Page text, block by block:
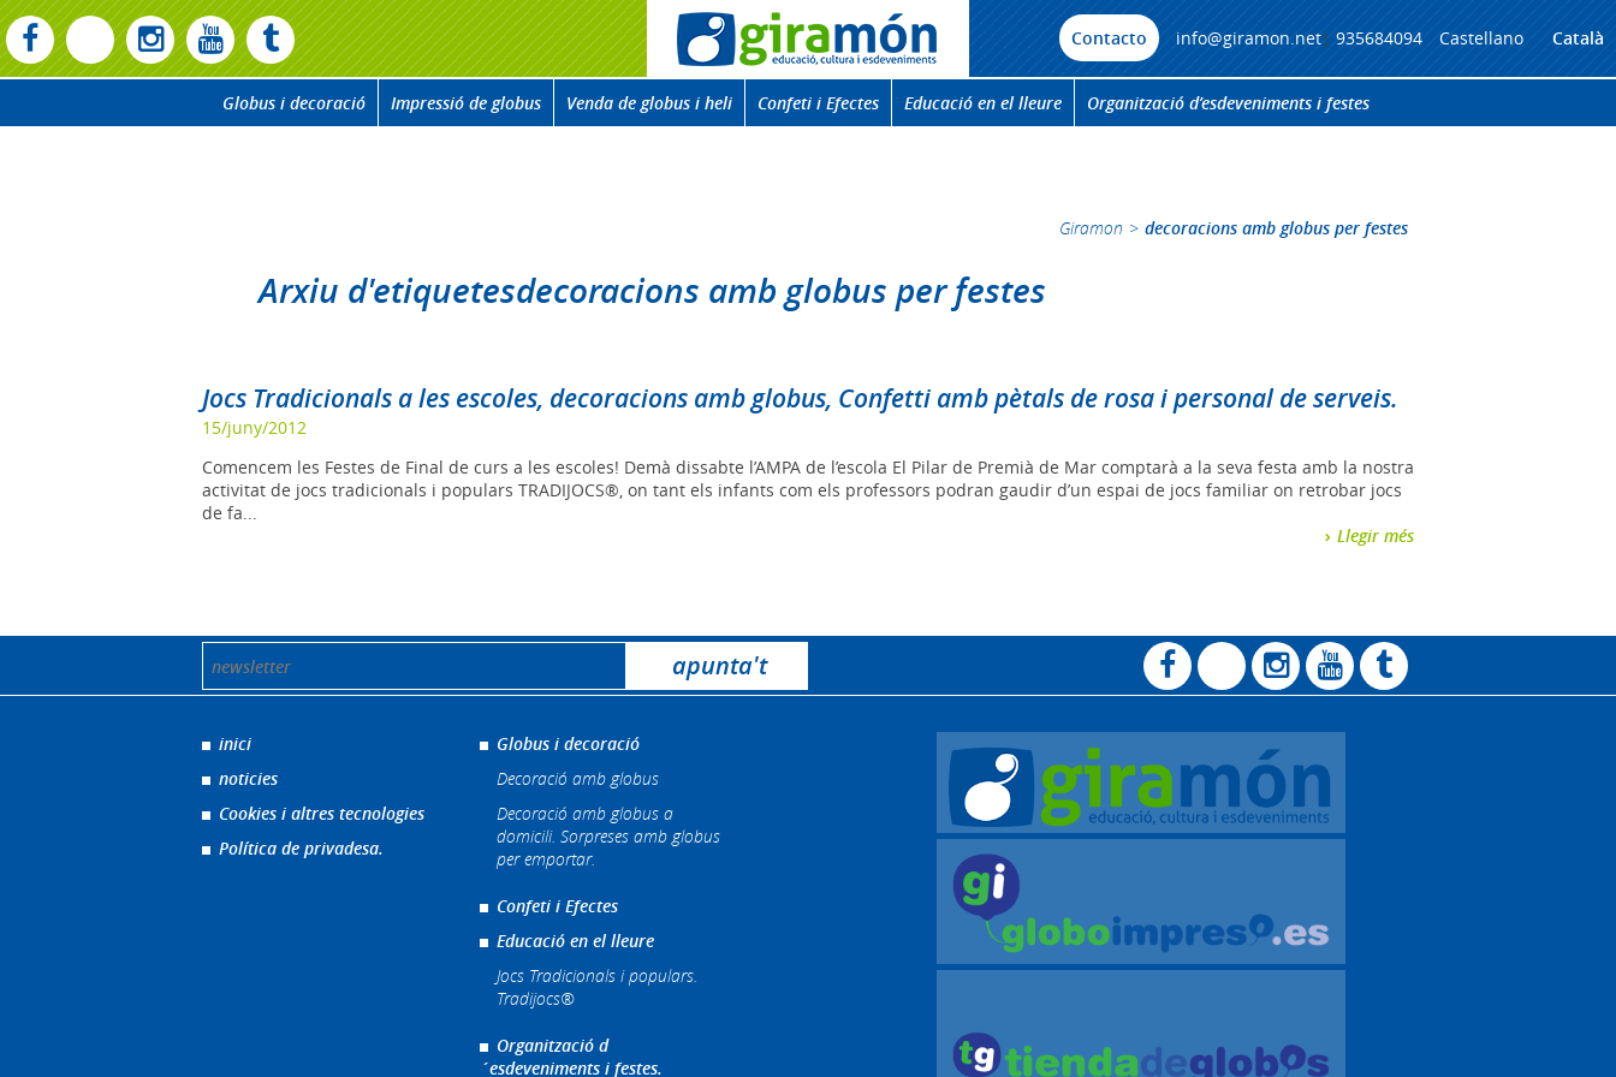
Contacto info@giramon.net| 935684094 Castellano Català
Globus i decoració Impressió de globus Venda de globus i heli Confeti i Efectes Educació en el lleure Organització d’esdeveniments i festes
Giramon > decoracions amb globus per festes
Arxiu d'etiquetesdecoracions amb globus per festes
Jocs Tradicionals a les escoles, decoracions amb globus, Confetti amb pètals de rosa i personal de serveis.
15/juny/2012
Comencem les Festes de Final de curs a les escoles! Demà dissabte l’AMPA de l’escola El Pilar de Premià de Mar comptarà a la seva festa amb la nostra
activitat de jocs tradicionals i populars TRADIJOCS®, on tant els infants com els professors podran gaudir d’un espai de jocs familiar on retrobar jocs
de fa...
Llegir més
inici
noticies
Cookies i altres tecnologies
Política de privadesa.
Globus i decoració
Decoració amb globus
Decoració amb globus a
domicili. Sorpreses amb globus
per emportar.
Confeti i Efectes
Educació en el lleure
Jocs Tradicionals i populars.
Tradijocs®
Organització d
´esdeveniments i festes.